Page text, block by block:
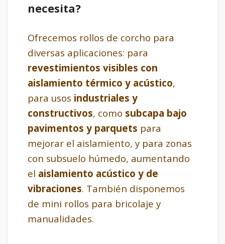
necesita?
Ofrecemos rollos de corcho para
diversas aplicaciones: para
revestimientos visibles con
aislamiento térmico y acústico,
para usos industriales y
constructivos, como subcapa bajo
pavimentos y parquets para
mejorar el aislamiento, y para zonas
con subsuelo húmedo, aumentando
el aislamiento acústico y de
vibraciones. También disponemos
de mini rollos para bricolaje y
manualidades.